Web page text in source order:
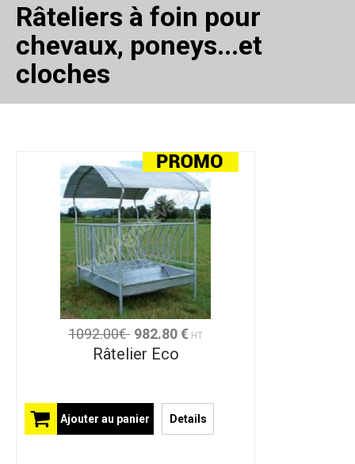
Râteliers à foin pour
chevaux, poneys...et
cloches
1092.00€ 982.80 € HT
Râtelier Eco
Ajouter au panier Details